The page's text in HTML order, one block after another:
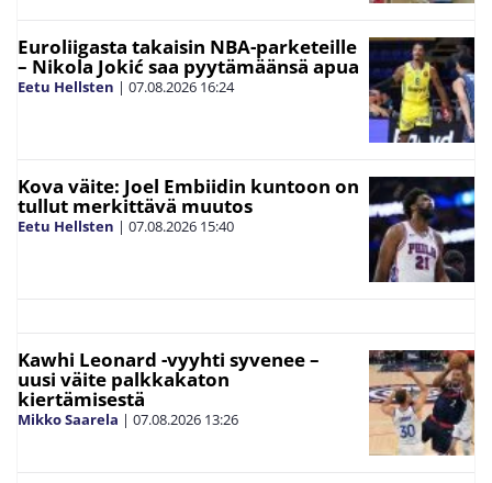
Euroliigasta takaisin NBA-parketeille
– Nikola Jokić saa pyytämäänsä apua
Eetu Hellsten | 07.08.2026 16:24
Kova väite: Joel Embiidin kuntoon on
tullut merkittävä muutos
Eetu Hellsten | 07.08.2026 15:40
Kawhi Leonard -vyyhti syvenee –
uusi väite palkkakaton
kiertämisestä
Mikko Saarela | 07.08.2026 13:26